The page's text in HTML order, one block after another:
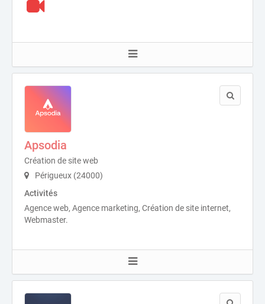
Apsodia
Création de site web
Périgueux (24000)
Activités
Agence web, Agence marketing, Création de site internet,
Webmaster.